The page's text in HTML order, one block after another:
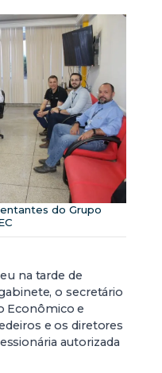
do Grupo
na tarde de
o secretário
Econômico e
e os diretores
autorizada